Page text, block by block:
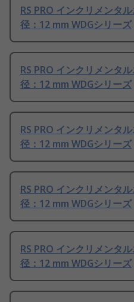
RS PRO インクリメンタ
径：12 mm WDGシリーズ
RS PRO インクリメンタ
径：12 mm WDGシリーズ
RS PRO インクリメンタ
径：12 mm WDGシリーズ
RS PRO インクリメンタ
径：12 mm WDGシリーズ
RS PRO インクリメンタ
径：12 mm WDGシリーズ